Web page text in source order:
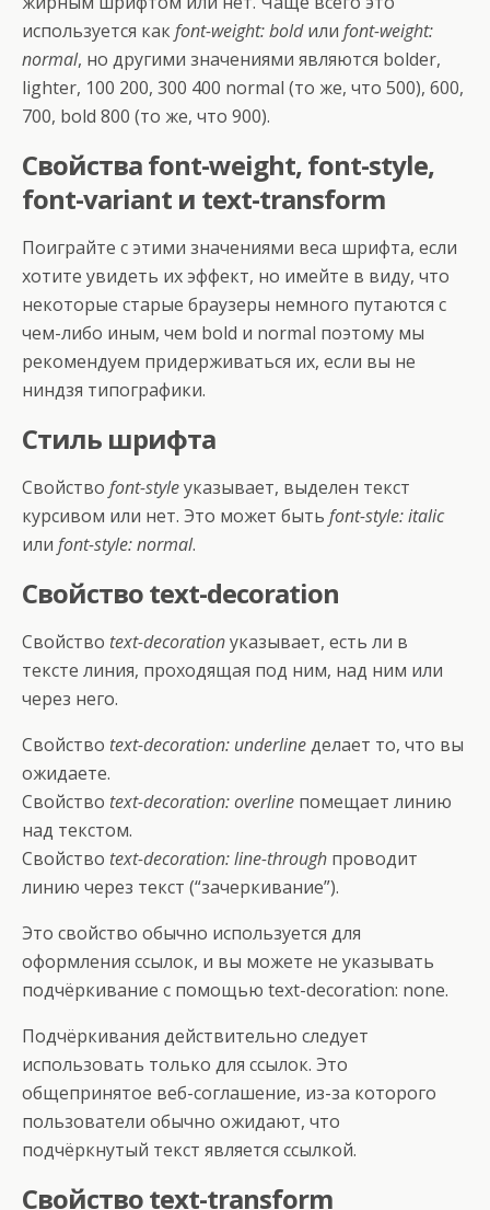
используется какfont-weight: boldили font-weight:
normal, но другими значениями являются bolder,
lighter, 100 200, 300 400 normal (то же, что 500), 600,
700, bold 800 (то же, что 900).
Свойства font-weight, font-style,
font-variant и text-transform
Поиграйте с этими значениями веса шрифта, если
хотите увидеть их эффект, но имейте в виду, что
некоторые старые браузеры немного путаются с
чем-либо иным, чем bold и normal поэтому мы
рекомендуем придерживаться их, если вы не
ниндзя типографики.
Стиль шрифта
Свойство font-styleуказывает, выделен текст
курсивом или нет. Это может быть font-style: italic
или font-style: normal.
Свойство text-decoration
Свойство text-decorationуказывает, есть ли в
тексте линия, проходящая под ним, над ним или
через него.
Свойство text-decoration: underlineделает то, что вы
ожидаете.
Свойство text-decoration: overline помещает линию
над текстом.
Свойство text-decoration: line-through проводит
линию через текст (“зачеркивание”).
Это свойство обычно используется для
оформления ссылок, и вы можете не указывать
подчёркивание с помощью text-decoration: none.
Подчёркивания действительно следует
использовать только для ссылок. Это
общепринятое веб-соглашение, из-за которого
пользователи обычно ожидают, что
подчёркнутый текст является ссылкой.
Свойство text-transform